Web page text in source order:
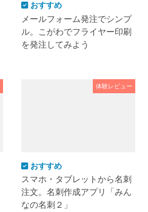
おすすめ
メールフォーム発注でシンプ
ル。こがわでフライヤー印刷
を発注してみよう
体験レビュー
おすすめ
スマホ・タブレットから名刺
注文。名刺作成アプリ「みん
なの名刺２」